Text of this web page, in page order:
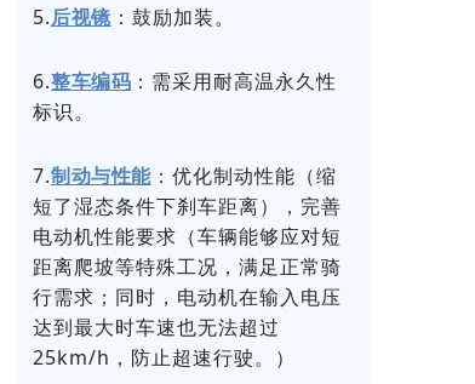
5. 后视镜 ：鼓励加装。
6.整车编码 ：需采用耐高温永久性
标识。
7.制动与性能：优化制动性能（缩
短了湿态条件下刹车距离），完善
电动机性能要求（车辆能够应对短
距离爬坡等特殊工况，满足正常骑
行需求；同时，电动机在输入电压
达到最大时车速也无法超过
25km/h，防止超速行驶。）